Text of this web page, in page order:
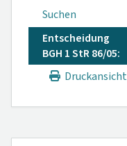
Suchen
Entscheidung
BGH 1 StR 86/05:
Druckansicht